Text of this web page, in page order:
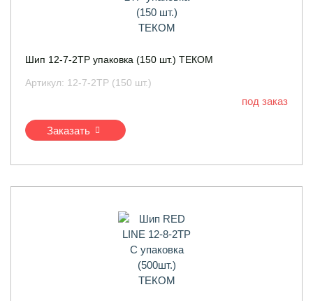
Шип 12-7-2ТР упаковка (150 шт.) ТЕКОМ
Артикул: 12-7-2ТР (150 шт.)
под заказ
Заказать